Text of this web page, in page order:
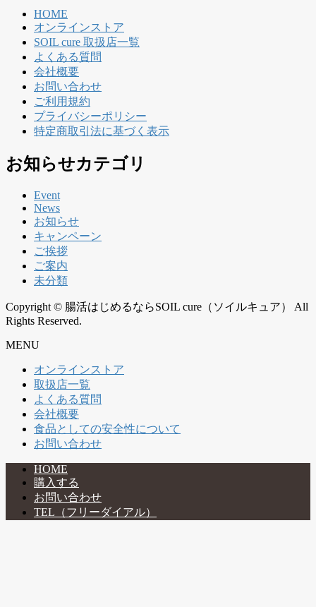
HOME
オンラインストア
SOIL cure 取扱店一覧
よくある質問
会社概要
お問い合わせ
ご利用規約
プライバシーポリシー
特定商取引法に基づく表示
お知らせカテゴリ
Event
News
お知らせ
キャンペーン
ご挨拶
ご案内
未分類
Copyright © 腸活はじめるならSOIL cure（ソイルキュア） All
Rights Reserved.
MENU
オンラインストア
取扱店一覧
よくある質問
会社概要
食品としての安全性について
お問い合わせ
HOME
購入する
お問い合わせ
TEL（フリーダイアル）